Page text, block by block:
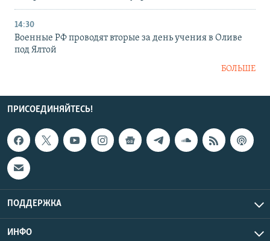
14:30
Военные РФ проводят вторые за день учения в Оливе
под Ялтой
БОЛЬШЕ
ПРИСОЕДИНЯЙТЕСЬ!
ПОДДЕРЖКА
ИНФО